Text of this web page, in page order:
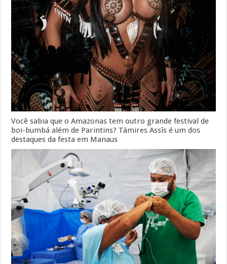
Você sabia que o Amazonas tem outro grande festival de
boi-bumbá além de Parintins? Tàmires Assîs é um dos
destaques da festa em Manaus